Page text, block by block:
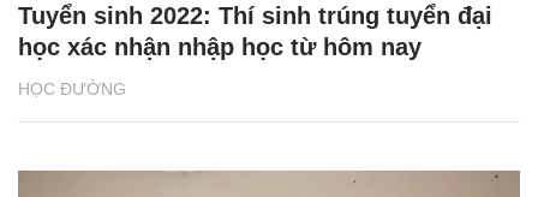
HỌC ĐƯỜNG
Tuyển sinh 2022: Thí sinh trúng tuyển đại
học xác nhận nhập học từ hôm nay